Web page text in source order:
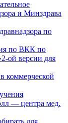
и Минздрава
по
по ВКК по
ой версии для
коммерческой
— центра мед.
для